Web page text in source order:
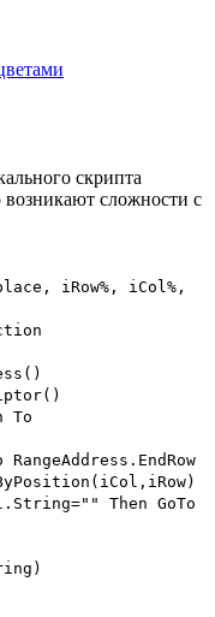
скрипта
сложности с
iRow%, iCol%,
To
Then GoTo